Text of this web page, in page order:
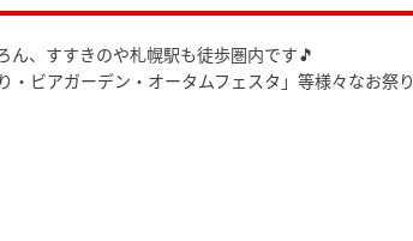
ん、すすきのや札幌駅も徒歩圏内です🎵
ビアガーデン・オータムフェスタ」等様々なお祭り